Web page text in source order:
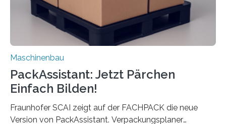
Maschinenbau
PackAssistant: Jetzt Pärchen
Einfach Bilden!
Fraunhofer SCAI zeigt auf der FACHPACK die neue
Version von PackAssistant. Verpackungsplaner